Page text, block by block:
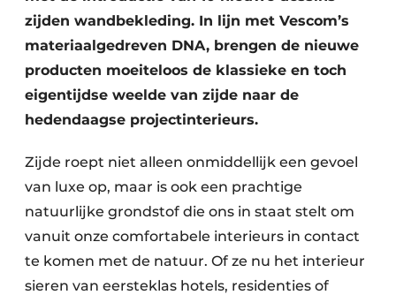
zijden wandbekleding. In lijn met Vescom’s
materiaalgedreven DNA, brengen de nieuwe
producten moeiteloos de klassieke en toch
eigentijdse weelde van zijde naar de
hedendaagse projectinterieurs.
Zijde roept niet alleen onmiddellijk een gevoel
van luxe op, maar is ook een prachtige
natuurlijke grondstof die ons in staat stelt om
vanuit onze comfortabele interieurs in contact
te komen met de natuur. Of ze nu het interieur
sieren van eersteklas hotels, residenties of